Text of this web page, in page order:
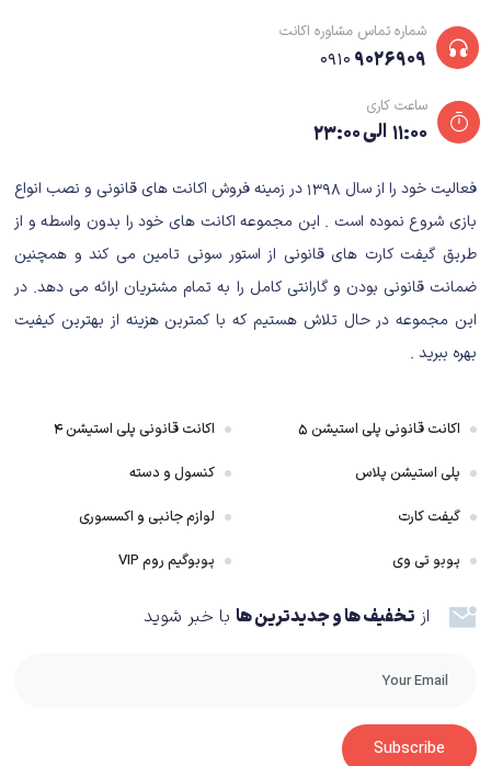
HI FI Rush
داستان بازی با اینکه ساختار و کلیت کلیشه‌ای دارد، اما تیم سازنده تمام تلاش خود
دهد؛ داستانی که از همان دقایق ابتدایی می‌توان انتهای آن را حدس زد. اصلی‌ترین
باعث می‌شود تا انتها آن را دنبال کنید، شخصیت‌پردازی کاراکترها و صدالبته گیم‌پلی
شخصیتی او هستیم. این مورد برای سایر کاراکترهای اصلی هم تاحدی رعایت شده
شماره تماس مشاوره اکانت
۰۹۱۰ ۹۰۲۶۹۰۹
ساعت کاری
۱۱:۰۰ الی ۲۳:۰۰
فعالیت خود را از سال ۱۳۹۸ در زمینه فروش اکانت های قانونی و نصب انواع
بازی شروع نموده است . این مجموعه اکانت های خود را بدون واسطه و از
طریق گیفت کارت های قانونی از استور سونی تامین می کند و همچنین
ضمانت قانونی بودن و گارانتی کامل را به تمام مشتریان ارائه می دهد. در
این مجموعه در حال تلاش هستیم که با کمترین هزینه از بهترین کیفیت
بهره ببرید .
اکانت قانونی پلی استیشن ۵
پلی استیشن پلاس
گیفت کارت
پوبو تی وی
اکانت قانونی پلی استیشن ۴
کنسول و دسته
لوازم جانبی و اکسسوری
پوبوگیم روم VIP
از تخفیف ها و جدیدترین ها با خبر شوید
Subscribe